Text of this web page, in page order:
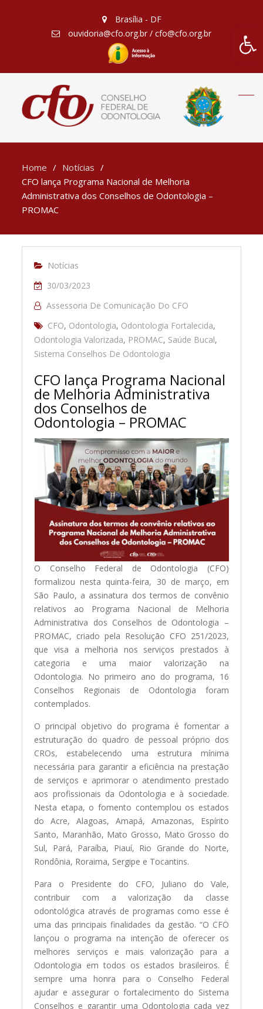
Barra
Brasília - DF
ouvidoria@cfo.org.br / cfo@cfo.org.br
Home
Notícias
CFO lança Programa Nacional de Melhoria
Administrativa dos Conselhos de Odontologia –
PROMAC
Notícias
30/03/2023
Assessoria De Comunicação Do CFO
CFO, Odontologia, Odontologia Fortalecida,
Odontologia Valorizada, PROMAC, Saúde Bucal,
Sistema Conselhos De Odontologia
CFO lança Programa Nacional
de Melhoria Administrativa
dos Conselhos de
Odontologia – PROMAC
O Conselho Federal de Odontologia (CFO)
formalizou nesta quinta-feira, 30 de março, em
São Paulo, a assinatura dos termos de convênio
relativos ao Programa Nacional de Melhoria
Administrativa dos Conselhos de Odontologia –
PROMAC, criado pela Resolução CFO 251/2023,
que visa a melhoria nos serviços prestados à
categoria e uma maior valorização na
Odontologia. No primeiro ano do programa, 16
Conselhos Regionais de Odontologia foram
contemplados.
O principal objetivo do programa é fomentar a
estruturação do quadro de pessoal próprio dos
CROs, estabelecendo uma estrutura mínima
necessária para garantir a eficiência na prestação
de serviços e aprimorar o atendimento prestado
aos profissionais da Odontologia e à sociedade.
Nesta etapa, o fomento contemplou os estados
do Acre, Alagoas, Amapá, Amazonas, Espírito
Santo, Maranhão, Mato Grosso, Mato Grosso do
Sul, Pará, Paraíba, Piauí, Rio Grande do Norte,
Rondônia, Roraima, Sergipe e Tocantins.
Para o Presidente do CFO, Juliano do Vale,
contribuir com a valorização da classe
odontológica através de programas como esse é
uma das principais finalidades da gestão. “O CFO
lançou o programa na intenção de oferecer os
melhores serviços e mais valorização para a
Odontologia em todos os estados brasileiros. É
sempre uma honra para o Conselho Federal
ajudar e assegurar o fortalecimento do Sistema
Conselhos e garantir uma Odontologia cada vez